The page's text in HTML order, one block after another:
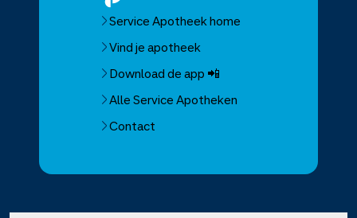
Service Apotheek home
Vind je apotheek
Download de app 📲
Alle Service Apotheken
Contact